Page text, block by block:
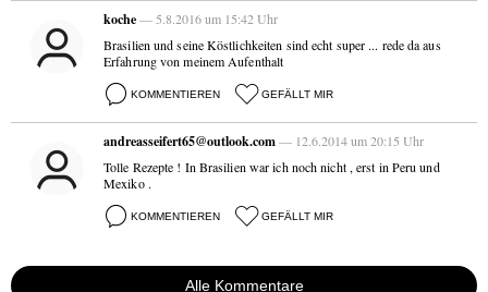
koche— 5.8.2016 um 15:42 Uhr
Brasilien und seine Köstlichkeiten sind echt super ... rede da aus
Erfahrung von meinem Aufenthalt
KOMMENTIEREN GEFÄLLT MIR
andreasseifert65@outlook.com— 12.6.2014 um 20:15 Uhr
Tolle Rezepte ! In Brasilien war ich noch nicht , erst in Peru und
Mexiko .
KOMMENTIEREN GEFÄLLT MIR
Alle Kommentare